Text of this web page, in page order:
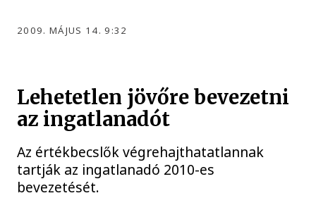
2009. MÁJUS 14. 9:32
Lehetetlen jövőre bevezetni
az ingatlanadót
Az értékbecslők végrehajthatatlannak
tartják az ingatlanadó 2010-es
bevezetését.